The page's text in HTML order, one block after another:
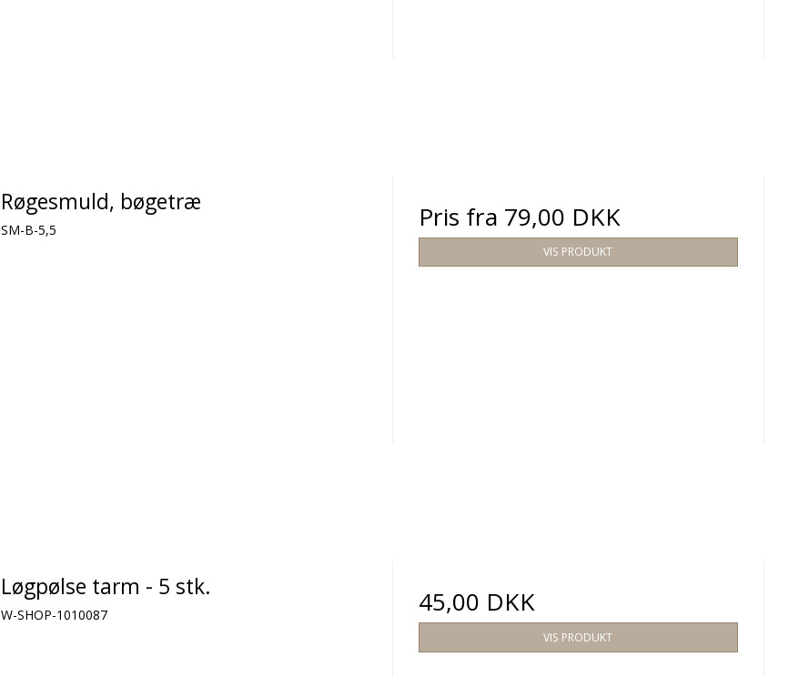
Røgesmuld, bøgetræ
SM-B-5,5 Pris fra 79,00 DKK
VIS PRODUKT
Løgpølse tarm - 5 stk.
W-SHOP-1010087 45,00 DKK
VIS PRODUKT